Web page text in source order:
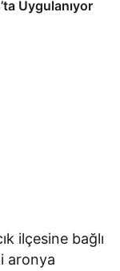
Uygulanıyor
ilçesine bağlı
aronya